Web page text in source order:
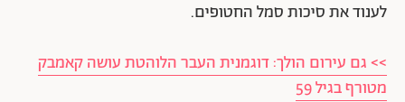
לענוד את סיכות סמל החטופים.
>> גם עירום הולך: דוגמנית העבר הלוהטת עושה קאמבק
מטורף בגיל 59